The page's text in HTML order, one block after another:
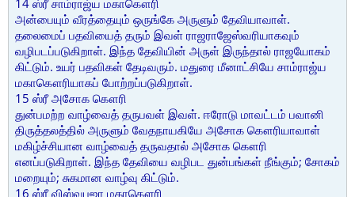
14 ஸ்ரீ சாம்ராஜ்ய மகாகௌரி
அன்பையும் வீரத்தையும் ஒருங்கே அருளும் தேவியாவாள்.
தலைமைப் பதவியைத் தரும் இவள் ராஜராஜேஸ்வரியாகவும்
வழிபடப்படுகிறாள். இந்த தேவியின் அருள் இருந்தால் ராஜயோகம்
கிட்டும். உயர் பதவிகள் தேடிவரும். மதுரை மீனாட்சியே சாம்ராஜ்ய
மகாகௌரியாகப் போற்றப்படுகிறாள்.
15 ஸ்ரீ அசோக கௌரி
துன்பமற்ற வாழ்வைத் தருபவள் இவள். ஈரோடு மாவட்டம் பவானி
திருத்தலத்தில் அருளும் வேதநாயகியே அசோக கௌரியாவாள்
மகிழ்ச்சியான வாழ்வைத் தருவதால் அசோக கௌரி
எனப்படுகிறாள். இந்த தேவியை வழிபட துன்பங்கள் நீங்கும்; சோகம்
மறையும்; சுகமான வாழ்வு கிட்டும்.
16 ஸ்ரீ விஸ்வபுஜா மகாகௌரி